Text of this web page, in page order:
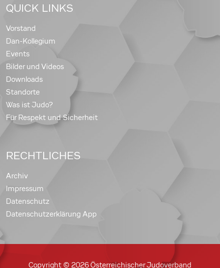
QUICK LINKS
Vorstand
Dan-Kollegium
Events
Bilder und Videos
Downloads
Standorte
Was ist Judo?
Für Respekt und Sicherheit
RECHTLICHES
Archiv
Impressum
Datenschutz
Datenschutzerklärung App
Copyright © 2026 Österreichischer Judoverband